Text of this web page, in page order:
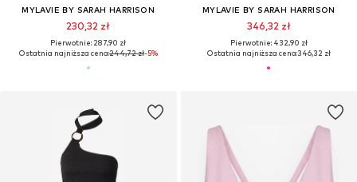
MYLAVIE BY SARAH HARRISON
230,32 zł
Pierwotnie: 287,90 zł
Ostatnia najniższa cena:244,72 zł-5%
MYLAVIE BY SARAH HARRISON
346,32 zł
Pierwotnie: 432,90 zł
Ostatnia najniższa cena:346,32 zł